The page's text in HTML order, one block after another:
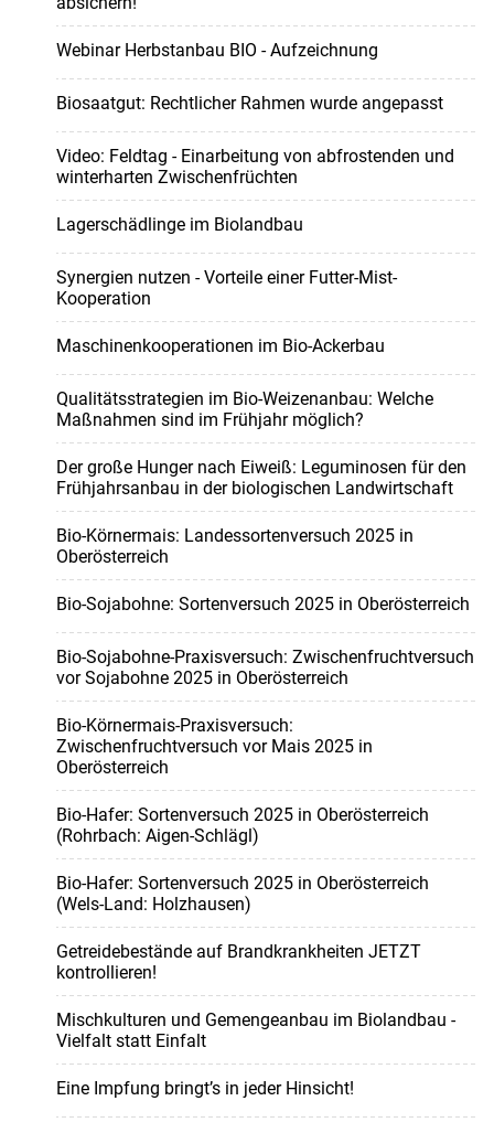
Webinar Herbstanbau BIO - Aufzeichnung
Biosaatgut: Rechtlicher Rahmen wurde angepasst
Video: Feldtag - Einarbeitung von abfrostenden und
winterharten Zwischenfrüchten
Lagerschädlinge im Biolandbau
Synergien nutzen - Vorteile einer Futter-Mist-
Kooperation
Maschinenkooperationen im Bio-Ackerbau
Qualitätsstrategien im Bio-Weizenanbau: Welche
Maßnahmen sind im Frühjahr möglich?
Der große Hunger nach Eiweiß: Leguminosen für den
Frühjahrsanbau in der biologischen Landwirtschaft
Bio-Körnermais: Landessortenversuch 2025 in
Oberösterreich
Bio-Sojabohne: Sortenversuch 2025 in Oberösterreich
Bio-Sojabohne-Praxisversuch: Zwischenfruchtversuch
vor Sojabohne 2025 in Oberösterreich
Bio-Körnermais-Praxisversuch:
Zwischenfruchtversuch vor Mais 2025 in
Oberösterreich
Bio-Hafer: Sortenversuch 2025 in Oberösterreich
(Rohrbach: Aigen-Schlägl)
Bio-Hafer: Sortenversuch 2025 in Oberösterreich
(Wels-Land: Holzhausen)
Getreidebestände auf Brandkrankheiten JETZT
kontrollieren!
Mischkulturen und Gemengeanbau im Biolandbau -
Vielfalt statt Einfalt
Eine Impfung bringt’s in jeder Hinsicht!